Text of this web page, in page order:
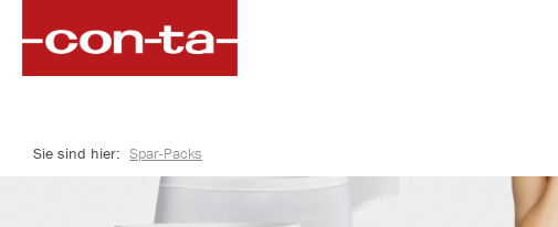
Zur Hauptnavigation springen
Sie sind hier: Spar-Packs